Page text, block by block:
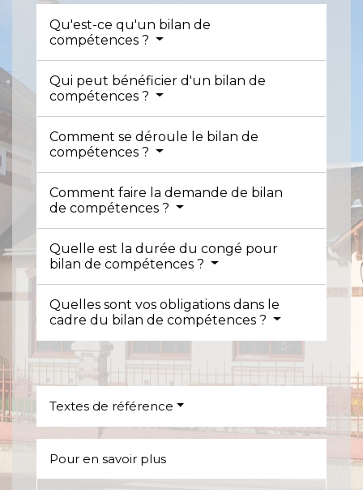
Qu'est-ce qu'un bilan de
compétences ?
Qui peut bénéficier d'un bilan de
compétences ?
Comment se déroule le bilan de
compétences ?
Comment faire la demande de bilan
de compétences ?
Quelle est la durée du congé pour
bilan de compétences ?
Quelles sont vos obligations dans le
cadre du bilan de compétences ?
Textes de référence
Pour en savoir plus